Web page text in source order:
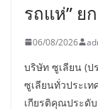
รถแห่” ย
06/08/2026
บริษัท ซูเลียน (ป
ซูเลียนทั่วประเ
เกียรติคุณประดั